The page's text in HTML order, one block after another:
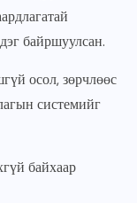
байршуулсан.
осол, зөрчлөөс
системийг
байхаар